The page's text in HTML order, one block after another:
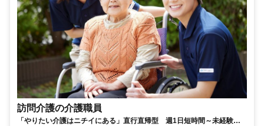
訪問介護の介護職員
「やりたい介護はニチイにある」直行直帰型 週1日短時間～未経験歓